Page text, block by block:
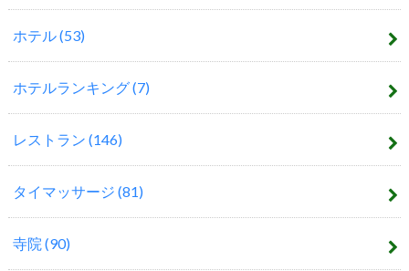
ホテル(53)
ホテルランキング(7)
レストラン (146)
タイマッサージ (81)
寺院 (90)